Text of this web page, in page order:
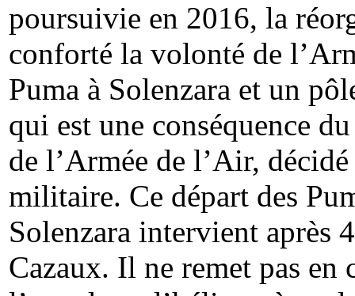
poursuivie en 2016, la
conforté la volonté de
Puma à Solenzara et un
qui est une conséquence
de l’Armée de l’Air,
militaire. Ce départ des
Solenzara intervient après
Cazaux. Il ne remet pas en